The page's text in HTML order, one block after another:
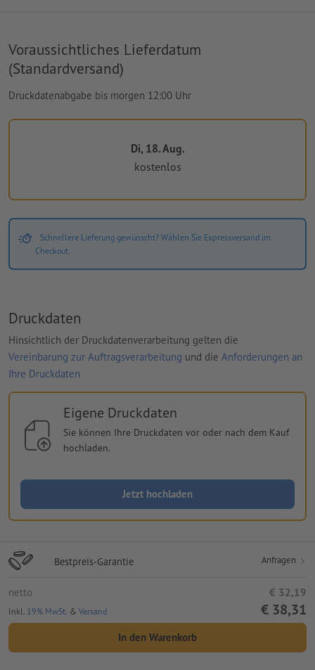
Voraussichtliches Lieferdatum
(Standardversand)
Druckdatenabgabe bis morgen 12:00 Uhr
Di, 18. Aug.
kostenlos
Schnellere Lieferung gewünscht? Wählen Sie Expressversand im
Checkout.
Druckdaten
Hinsichtlich der Druckdatenverarbeitung gelten die
Vereinbarung zur Auftragsverarbeitung und die Anforderungen an
Ihre Druckdaten
Eigene Druckdaten
Sie können Ihre Druckdaten vor oder nach dem Kauf
hochladen.
Jetzt hochladen
Bestpreis-Garantie Anfragen
netto € 32,19
Inkl. 19% MwSt. & Versand € 38,31
In den Warenkorb